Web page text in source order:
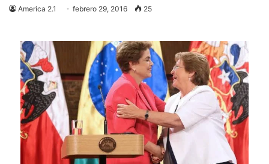
America 2.1 febrero 29, 2016 25